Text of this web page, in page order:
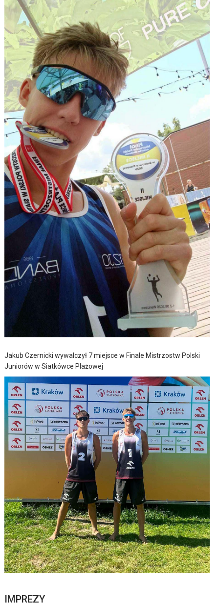
Jakub Czernicki wywalczył 7 miejsce w Finale Mistrzostw Polski
Juniorów w Siatkówce Plażowej
IMPREZY